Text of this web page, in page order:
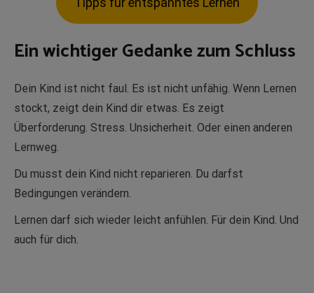
Ein wichtiger Gedanke zum Schluss
Dein Kind ist nicht faul. Es ist nicht unfähig. Wenn Lernen
stockt, zeigt dein Kind dir etwas. Es zeigt
Überforderung. Stress. Unsicherheit. Oder einen anderen
Lernweg.
Du musst dein Kind nicht reparieren. Du darfst
Bedingungen verändern.
Lernen darf sich wieder leicht anfühlen. Für dein Kind. Und
auch für dich.